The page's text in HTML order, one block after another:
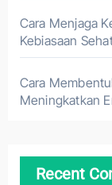
Cara Menjaga
Kebiasaan
Cara
Meningkatkan
Recent